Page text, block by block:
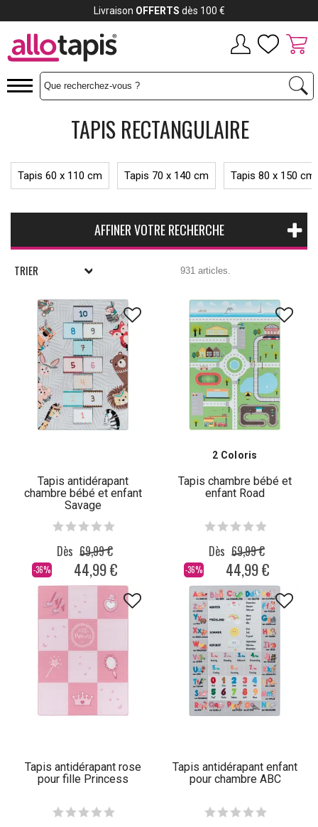
TAPIS RECTANGULAIRE
Tapis 60 x 110 cm Tapis 70 x 140 cm Tapis 80 x 150 cm
AFFINER VOTRE RECHERCHE
TRIER 931 articles.
Tapis antidérapant
chambre bébé et enfant
Savage
-36%
Dès 69,99 €
44,99 €
2 Coloris
Tapis chambre bébé et
enfant Road
-36%
Dès 69,99 €
44,99 €
Tapis antidérapant rose
pour fille Princess
Tapis antidérapant enfant
pour chambre ABC
Livraison OFFERTS dès 100 €